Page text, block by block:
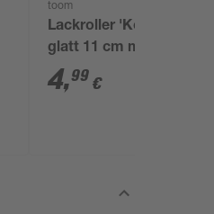
toom
Lackroller 'Komfort'
glatt 11 cm mit
kurzem Bügel
4,99 €